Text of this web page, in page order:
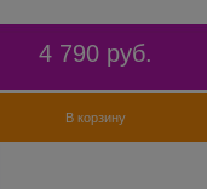
4 790 руб.
В корзину